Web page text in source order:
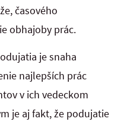
časového
obhajoby prác.
je snaha
najlepších prác
v ich vedeckom
je aj fakt, že podujatie